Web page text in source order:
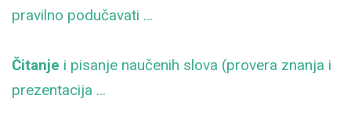
pravilno podučavati …
Čitanje i pisanje naučenih slova (provera znanja i
prezentacija …